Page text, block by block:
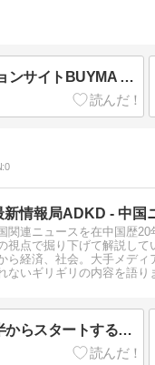
2022年版 ファッションサイトBUYMA 中国輸入ノーブランド品販売の闇
0
関連ニュースを在中国歴20
視点で掘り下げて解説して
ら経済、社会。大手メディ
ないギリギリの内容を語り
富士康が2023年後半からスタートするApple製品の生産準備を鄭州で始める